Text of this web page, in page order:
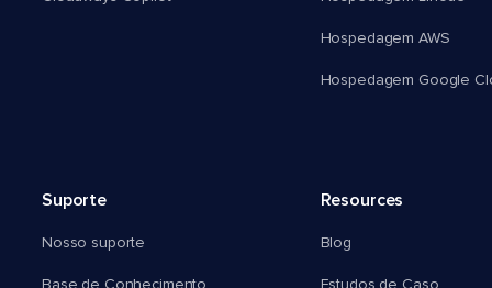
Hospedagem AWS
Hospedagem Google
Suporte
Nosso suporte
Base de Conhecimento
Resources
Blog
Estudos de Caso